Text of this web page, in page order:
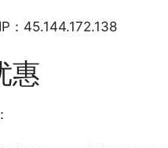
：45.144.172.138
惠